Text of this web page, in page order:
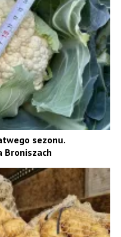
sezonu.
Broniszach